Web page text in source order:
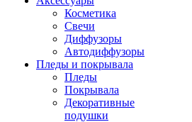
Косметика
Свечи
Диффузоры
Автодиффузоры
Пледы и покрывала
Пледы
Покрывала
Декоративные
подушки